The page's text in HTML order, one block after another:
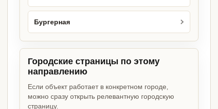
Бургерная
Городские страницы по этому
направлению
Если объект работает в конкретном городе,
можно сразу открыть релевантную городскую
страницу.